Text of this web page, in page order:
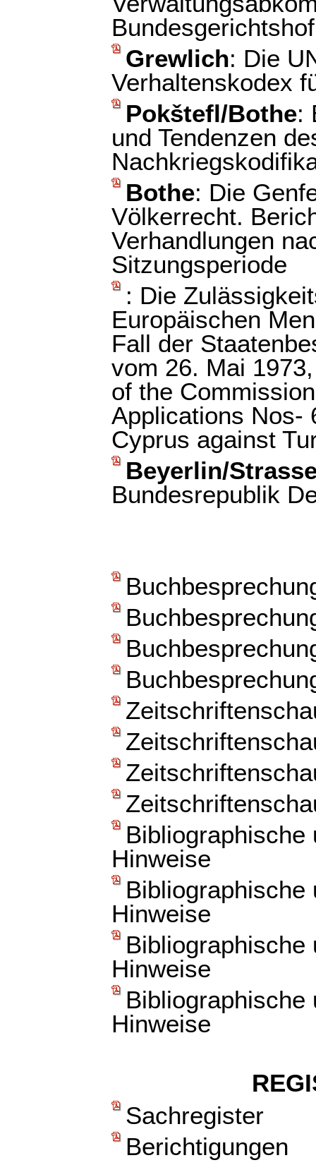
Bundesgerichtshof
Grewlich: Die
Verhaltenskodex
Pokštefl/Bothe:
und Tendenzen
Bothe: Die
Völkerrecht.
Verhandlungen
Sitzungsperiode
: Die
Europäischen
Fall der
vom 26. Mai
of the
Applications Nos-
Cyprus against
Beyerlin/
Bundesrepublik
Bibliographische
Hinweise
Bibliographische
Hinweise
Bibliographische
Hinweise
Bibliographische
Hinweise
Sachregister
Berichtigungen